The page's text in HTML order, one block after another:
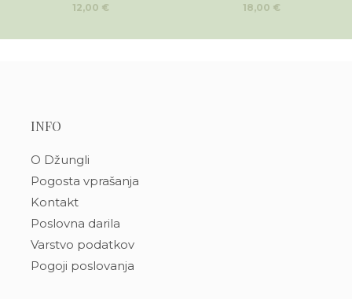
12,00 € 18,00 €
INFO
O Džungli
Pogosta vprašanja
Kontakt
Poslovna darila
Varstvo podatkov
Pogoji poslovanja